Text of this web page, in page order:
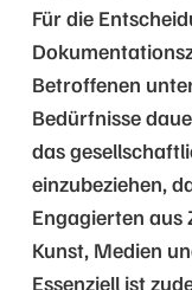
Für die
Betroffenen
Bedürfnisse
das
einzubeziehen,
Engagierten aus
Kunst, Medien
Essenziell ist